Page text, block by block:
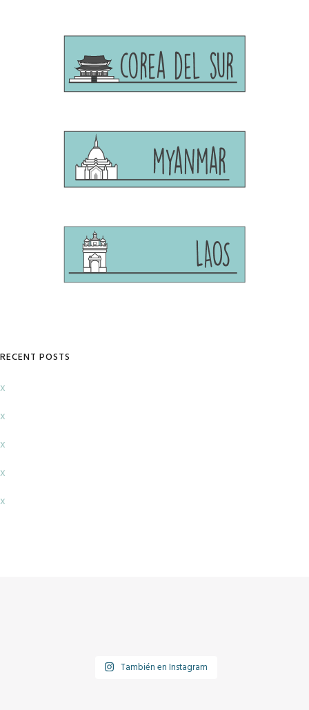
RECENT POSTS
x
x
x
x
x
También en Instagram